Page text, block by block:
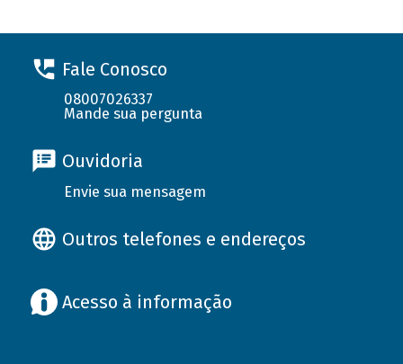
Fale Conosco
08007026337
Mande sua pergunta
Ouvidoria
Envie sua mensagem
Outros telefones e endereços
Acesso à informação